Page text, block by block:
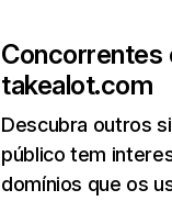
Concorrentes
takealot.com
Descubra outros
público tem
domínios que os